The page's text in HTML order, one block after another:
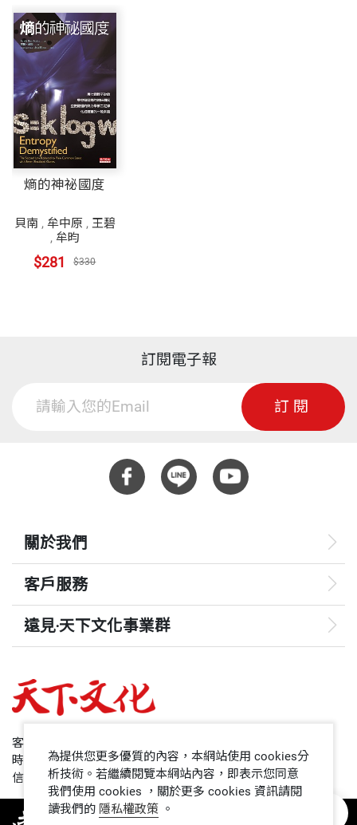
熵的神祕國度
貝南, 牟中原, 王碧
, 牟昀
$281 $330
訂閱電子報
訂閱
關於我們
客戶服務
遠見‧天下文化事業群
哈佛商業評論
領導影響力學院
1號課堂
客服專線：+886 2 2662-0012
時間：週一~週五9:00~12:30;13:30~17:00
信箱：service@cwgv.com.tw
為提供您更多優質的內容，本網站使用 cookies分
析技術。若繼續閱覽本網站內容，即表示您同意
我們使用 cookies ，關於更多 cookies 資訊請閱
讀我們的 隱私權政策 。